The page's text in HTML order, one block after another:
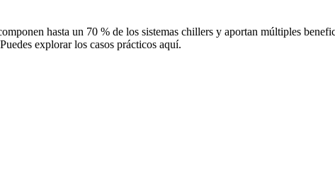
hasta un 70 % de los sistemas chillers y aportan múltiples
explorar los casos prácticos aquí.